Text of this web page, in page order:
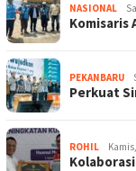
NASIONAL
Komisaris
PEKANBARU
Perkuat
ROHIL